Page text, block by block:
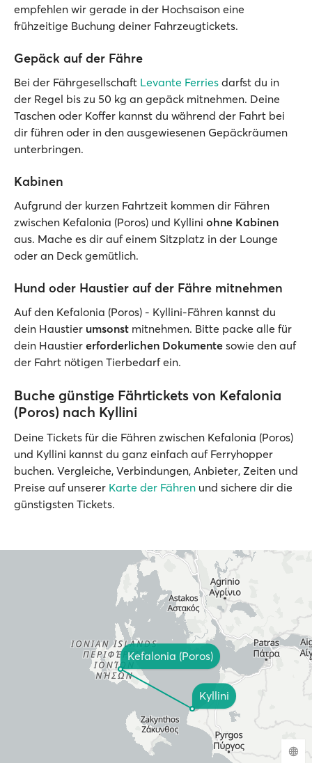
empfehlen wir gerade in der Hochsaison eine
frühzeitige Buchung deiner Fahrzeugtickets.
Gepäck auf der Fähre
Bei der Fährgesellschaft Levante Ferries darfst du in
der Regel bis zu 50 kg an gepäck mitnehmen. Deine
Taschen oder Koffer kannst du während der Fahrt bei
dir führen oder in den ausgewiesenen Gepäckräumen
unterbringen.
Kabinen
Aufgrund der kurzen Fahrtzeit kommen dir Fähren
zwischen Kefalonia (Poros) und Kyllini ohne Kabinen
aus. Mache es dir auf einem Sitzplatz in der Lounge
oder an Deck gemütlich.
Hund oder Haustier auf der Fähre mitnehmen
Auf den Kefalonia (Poros) - Kyllini-Fähren kannst du
dein Haustier umsonst mitnehmen. Bitte packe alle für
dein Haustier erforderlichen Dokumente sowie den auf
der Fahrt nötigen Tierbedarf ein.
Buche günstige Fährtickets von Kefalonia
(Poros) nach Kyllini
Deine Tickets für die Fähren zwischen Kefalonia (Poros)
und Kyllini kannst du ganz einfach auf Ferryhopper
buchen. Vergleiche, Verbindungen, Anbieter, Zeiten und
Preise auf unserer Karte der Fähren und sichere dir die
günstigsten Tickets.
Kefalonia (Poros)
Kyllini